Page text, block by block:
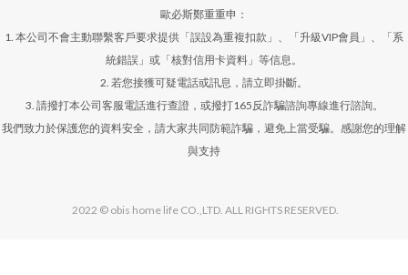
歐必斯鄭重重申：
1. 本公司不會主動聯繫客戶要求提供「誤設為重複扣款」、「升級VIP會員」、「系
統錯誤」或「核對信用卡資料」等信息。
2. 若您接獲可疑電話或訊息，請立即掛斷。
3. 請撥打本公司客服電話進行查證，或撥打165反詐騙諮詢專線進行諮詢。
我們致力於保護您的資料安全，請大家共同防範詐騙，避免上當受騙。感謝您的理解
與支持
2022 © obis home life CO.,LTD. ALL RIGHTS RESERVED.